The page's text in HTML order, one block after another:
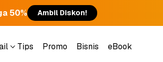
50% Ambil Diskon!
Tips
Promo
Bisnis
eBook